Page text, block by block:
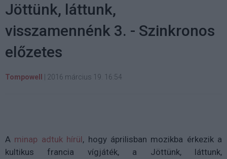
Jöttünk, láttunk,
visszamennénk 3. - Szinkronos
előzetes
Tompowell 2016 március 19. 16:54
A minap adtuk hírül, hogy áprilisban mozikba érkezik a
kultikus francia vígjáték, a Jöttünk, láttunk,